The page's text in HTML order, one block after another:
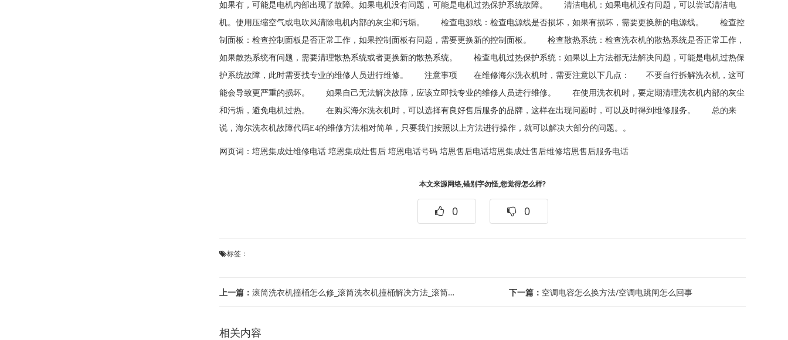
如果有，可能是电机内部出现了故障。如果电机没有问题，可能是电机过热保护系统故障。 清洁电机：如果电机没有问题，可以尝试清洁电
机。使用压缩空气或电吹风清除电机内部的灰尘和污垢。 检查电源线：检查电源线是否损坏，如果有损坏，需要更换新的电源线。 检查控
制面板：检查控制面板是否正常工作，如果控制面板有问题，需要更换新的控制面板。 检查散热系统：检查洗衣机的散热系统是否正常工作，
如果散热系统有问题，需要清理散热系统或者更换新的散热系统。 检查电机过热保护系统：如果以上方法都无法解决问题，可能是电机过热保
护系统故障，此时需要找专业的维修人员进行维修。 注意事项 在维修海尔洗衣机时，需要注意以下几点： 不要自行拆解洗衣机，这可
能会导致更严重的损坏。 如果自己无法解决故障，应该立即找专业的维修人员进行维修。 在使用洗衣机时，要定期清理洗衣机内部的灰尘
和污垢，避免电机过热。 在购买海尔洗衣机时，可以选择有良好售后服务的品牌，这样在出现问题时，可以及时得到维修服务。 总的来
说，海尔洗衣机故障代码E4的维修方法相对简单，只要我们按照以上方法进行操作，就可以解决大部分的问题。。
网页词： 培恩集成灶维修电话 培恩集成灶售后 培恩电话号码 培恩售后电话培恩集成灶售后维修培恩售后服务电话
本文来源网络,错别字勿怪,您觉得怎么样?
0 0
标签：
上一篇： 滚筒洗衣机撞桶怎么修_滚筒洗衣机撞桶解决方法_滚筒洗衣机自动暂停又启动原因_滚筒... 下一篇： 空调电容怎么换方法/空调电跳闸怎么回事
相关内容